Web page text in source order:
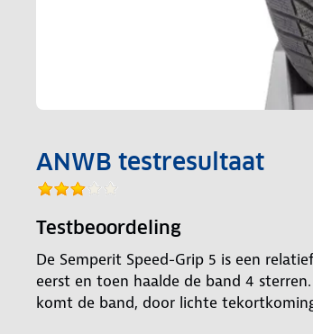
ANWB testresultaat
Testbeoordeling
De Semperit Speed-Grip 5 is een
eerst en toen haalde de band 4
komt de band, door lichte